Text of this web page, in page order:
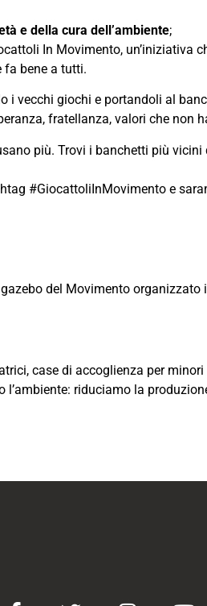
e della cura dell’ambiente;
In Movimento, un’iniziativa
fa bene a tutti.
vecchi giochi e portandoli al
fratellanza, valori che non
più. Trovi i banchetti più vicini
#GiocattoliInMovimento e
del Movimento organizzato
case di accoglienza per minori
riduciamo la